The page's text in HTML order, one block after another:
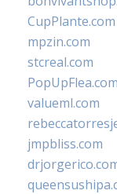
CupPlante.com
mpzin.com
stcreal.com
PopUpFlea.com
valueml.com
jmpbliss.com